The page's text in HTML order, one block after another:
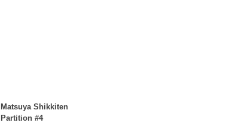
Matsuya Shikkiten
Partition #4